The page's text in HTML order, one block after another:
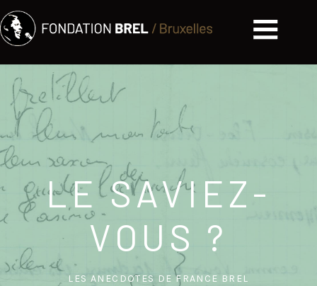
LE SAVIEZ-
VOUS ?
LES ANECDOTES DE FRANCE BREL